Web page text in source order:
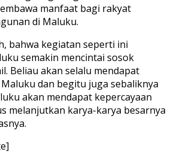
manfaat bagi rakyat
di Maluku.
bahwa kegiatan seperti ini
semakin mencintai sosok
Beliau akan selalu mendapat
dan begitu juga sebaliknya
akan mendapat kepercayaan
melanjutkan karya-karya besarnya